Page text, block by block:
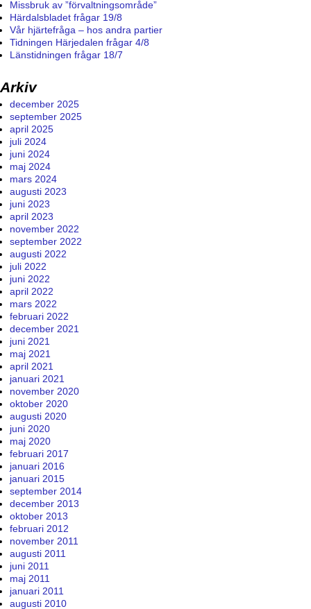
Missbruk av ”förvaltningsområde”
Härdalsbladet frågar 19/8
Vår hjärtefråga – hos andra partier
Tidningen Härjedalen frågar 4/8
Länstidningen frågar 18/7
Arkiv
december 2025
september 2025
april 2025
juli 2024
juni 2024
maj 2024
mars 2024
augusti 2023
juni 2023
april 2023
november 2022
september 2022
augusti 2022
juli 2022
juni 2022
april 2022
mars 2022
februari 2022
december 2021
juni 2021
maj 2021
april 2021
januari 2021
november 2020
oktober 2020
augusti 2020
juni 2020
maj 2020
februari 2017
januari 2016
januari 2015
september 2014
december 2013
oktober 2013
februari 2012
november 2011
augusti 2011
juni 2011
maj 2011
januari 2011
augusti 2010